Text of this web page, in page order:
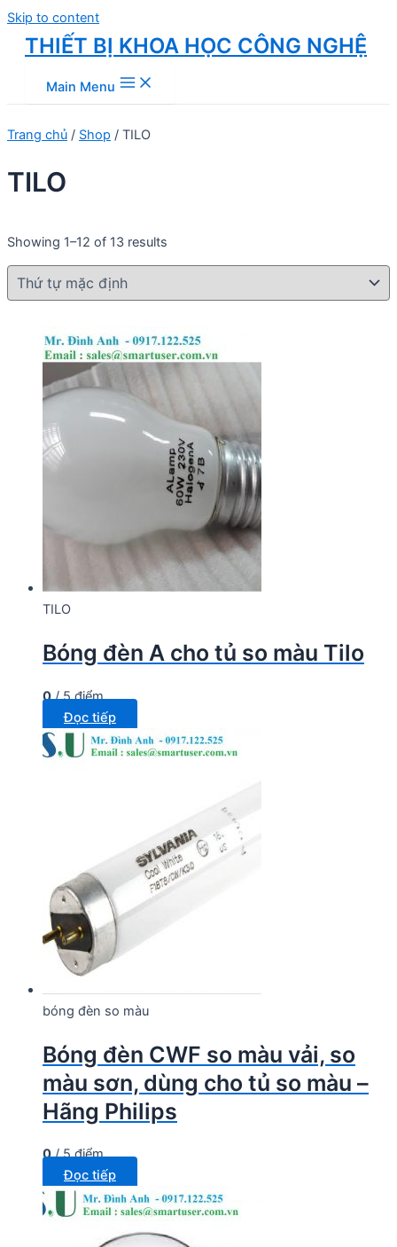
Skip to content
THIẾT BỊ KHOA HỌC CÔNG NGHỆ
Main Menu
Trang chủ / Shop / TILO
TILO
Showing 1–12 of 13 results
TILO
Bóng đèn A cho tủ so màu Tilo
0/ 5 điểm
Đọc tiếp
bóng đèn so màu
Bóng đèn CWF so màu vải, so
màu sơn, dùng cho tủ so màu –
Hãng Philips
0/ 5 điểm
Đọc tiếp